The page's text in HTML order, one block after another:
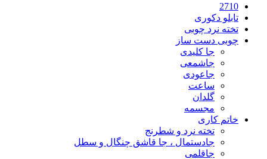
2710
تابلو دکوری
تخته نرد چوبی
چوبی دست ساز
جا کلیدی
جاشمعی
جاعودی
ساعت
گلدان
مجسمه
خاتم کاری
تخته نرد و شطرنج
جادستمال ، جا قاشق چنگال و سطل
جاقلمی